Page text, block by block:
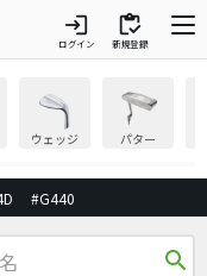
login
ログイン
inventory
新規登録
ウェッジ パター
#G440
search